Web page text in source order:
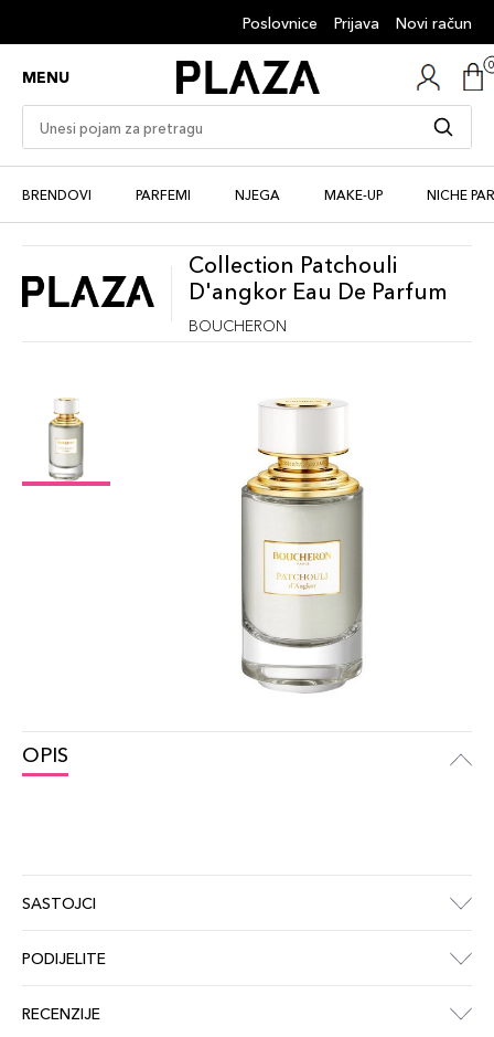
Poslovnice Prijava Novi račun
MENU
BRENDOVI PARFEMI NJEGA MAKE-UP NICHE
Collection Patchouli
D'angkor Eau De Parfum
BOUCHERON
OPIS
SASTOJCI
PODIJELITE
RECENZIJE